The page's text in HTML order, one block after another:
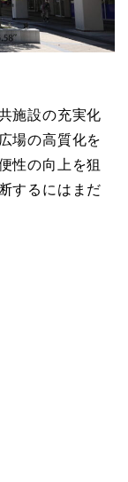
施設の充実化
場の高質化を
性の向上を狙
するにはまだ